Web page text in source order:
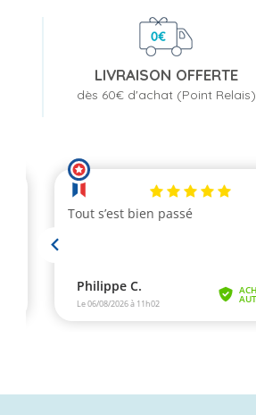
LIVRAISON OFFERTE
dès 60€ d'achat (Point Relais)